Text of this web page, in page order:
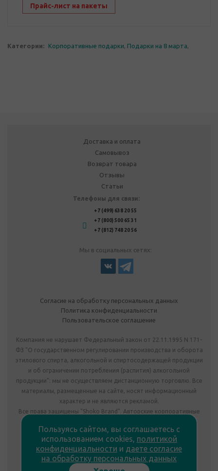
Прайс-лист на пакеты
Категории: Корпоративные подарки, Подарки на 8 марта,
Доставка и оплата
Самовывоз
Возврат товара
Отзывы
Статьи
Телефоны для связи:
+7 (499) 638 20 55
+7 (800) 500 65 31
+7 (812) 748 20 56
Мы в социальных сетях:
Согласие на обработку персональных данных
Политика конфиденциальности
Пользовательское соглашение
Компания не нарушает Федеральный закон от 22.11.1995 N 171-
ФЗ "О государственном регулировании производства и оборота
этилового спирта, алкогольной и спиртосодержащей продукции
и об ограничении потребления (распития) алкогольной
продукции": мы не осуществляем дистанционную торговлю. Все
материалы, размещенные на сайте, носят информационный
характер и не являются рекламой.
Все права защищены "Shoko Brand". Авторские корпоративные
Комплектация подарка может отличаться от изображения.
Информация на сайте не является публичной офертой.
Сведения о продавце:
ООО «Фабрика подарков», лицензия №78РПА0009672 от
Пользуясь сайтом, вы соглашаетесь с
использованием cookies, политикой
конфиденциальности и даете согласие
на обработку персональных данных